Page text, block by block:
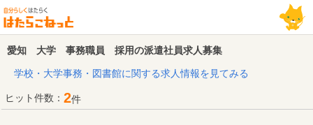
愛知 大学 事務職員 採用の派遣社員求人募集
学校・大学事務・図書館に関する求人情報を見てみる
ヒット件数： 2件